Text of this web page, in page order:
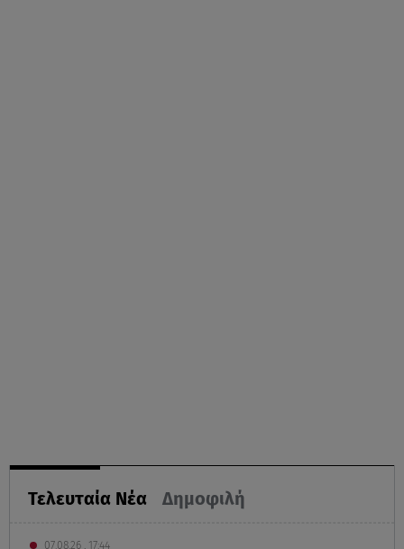
Τελευταία Νέα Δημοφιλή
07.08.26 , 17:44